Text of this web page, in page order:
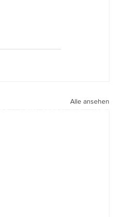
Alle ansehen
walter.gasperi@film-netz.com